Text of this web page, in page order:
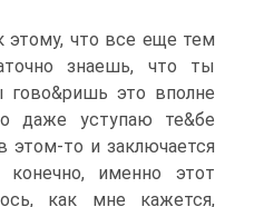
что все еще тем
знаешь, что ты
это вполне
даже уступаю те&бе
этом-то и заключается
именно этот
как мне кажется,